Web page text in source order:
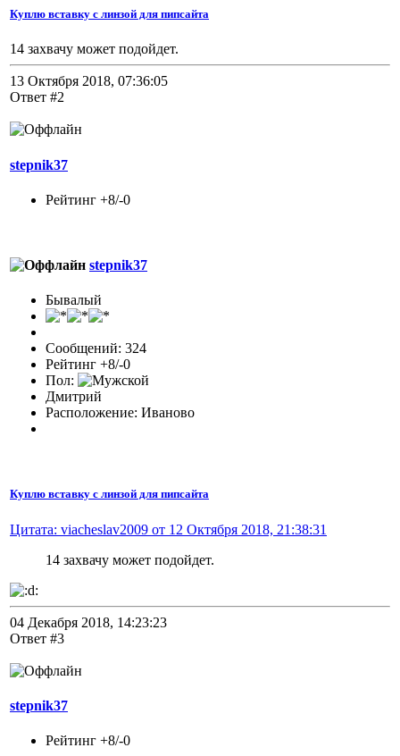
Куплю вставку с линзой для пипсайта
14 захвачу может подойдет.
13 Октября 2018, 07:36:05
Ответ #2
stepnik37
Рейтинг +8/-0
stepnik37
Бывалый
Сообщений: 324
Рейтинг +8/-0
Пол:
Дмитрий
Расположение: Иваново
Куплю вставку с линзой для пипсайта
Цитата: viacheslav2009 от 12 Октября 2018, 21:38:31
14 захвачу может подойдет.
04 Декабря 2018, 14:23:23
Ответ #3
stepnik37
Рейтинг +8/-0